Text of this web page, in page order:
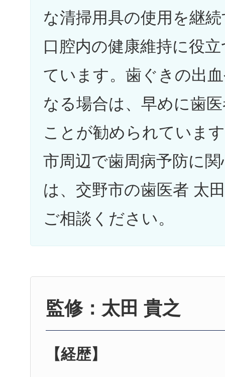
な清掃用具の使用を継
口腔内の健康維持に役
ています。歯ぐきの出
なる場合は、早めに歯
ことが勧められていま
市周辺で歯周病予防に
は、交野市の歯医者 太
ご相談ください。
監修：太田 貴之
【経歴】